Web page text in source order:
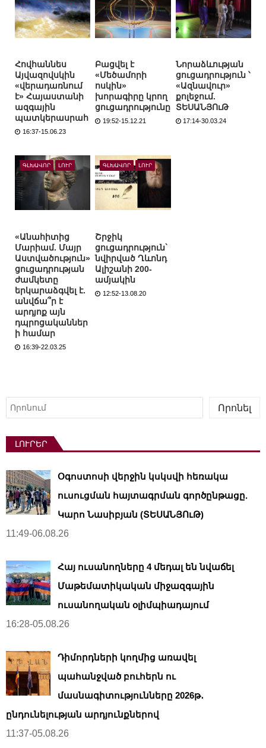
Հովհաննես
Այվազովսկին
«վերադառնում
է» Հայաստանի
ազգային
պատկերասրահ
16:37-15.06.23
Բացվել է
«Մեծամորի
ոսկին»
խորագիրը կրող
ցուցադրությունը
19:52-15.12.21
Նորաձևության
ցուցադրություն ՝
«Ազնավուր»
քոլեջում.
ՏԵՍԱՆՅՈւԹ
17:14-30.03.24
ԳԼԽԱՎՈՐ ԼՈՒՐ
«Անահիտից
Մարիամ. Մայր
Աստվածություն»
ցուցադրության
ժամկետը
երկարաձգվել է.
անվճա՞ր է
արդյոք այն
դպրոցականներ
ի համար
16:39-22.03.25
ԳԼԽԱՎՈՐ ԼՈՒՐ
Շրջիկ
ցուցադրություն`
նվիրված Ղևոնդ
Ալիշանի 200-
ամյակին
12:52-13.08.20
Որոնել
Որոնել
ԼՈՒՐԵՐ
Օգոստոսի վերջին կսկսվի հեռակա
ուսուցման հայտագրման գործընթացը.
Կարո Նասիբյան (ՏԵՍԱՆՅՈւԹ)
11:49-06.08.26
Հայ ուսանողները 4 մեդալ են նվաճել
Մաթեմատիկական միջազգային
ուսանողական օլիմպիադայում
16:28-05.08.26
Դիմորդների կողմից առավել
պահանջված բուհերն ու
մասնագիտությունները 2026թ․
ընդունելության արդյունքներով
11:37-05.08.26